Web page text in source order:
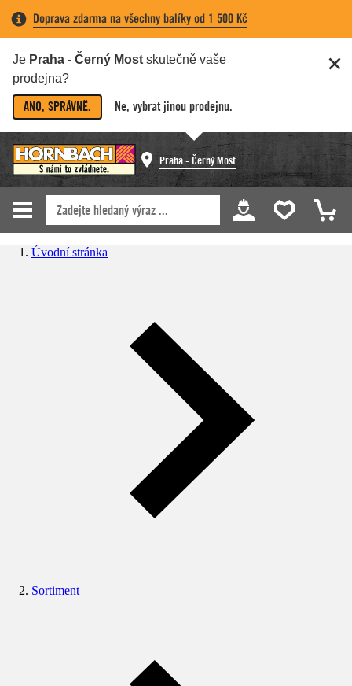
Doprava zdarma na všechny balíky od 1 500 Kč
Je Praha - Černý Most skutečně vaše
prodejna?
ANO, SPRÁVNĚ. Ne, vybrat jinou prodejnu.
Praha - Černý Most
Úvodní stránka
Sortiment